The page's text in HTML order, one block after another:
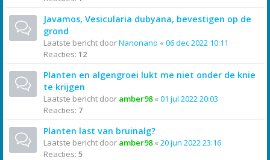
Javamos, Vesicularia dubyana, bevestigen op de
grond
Laatste bericht doorNanonano « 06 dec 2022 10:11
Reacties: 12
Planten en algengroei lukt me niet onder de knie
te krijgen
Laatste bericht door amber98« 01 jul 2022 20:03
Reacties: 7
Planten last van bruinalg?
Laatste bericht door amber98« 20 jun 2022 23:16
Reacties: 5